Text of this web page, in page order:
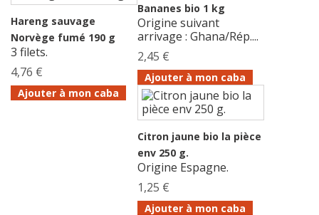
Hareng sauvage
Norvège fumé 190 g
3 filets.
4,76 €
Ajouter à mon caba
Bananes bio 1 kg
Origine suivant
arrivage : Ghana/Rép....
2,45 €
Ajouter à mon caba
Citron jaune bio la pièce
env 250 g.
Origine Espagne.
1,25 €
Ajouter à mon caba